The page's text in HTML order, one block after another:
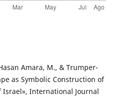
Amara, M., & Trumper-
as Symbolic Construction of
Israel», International Journal